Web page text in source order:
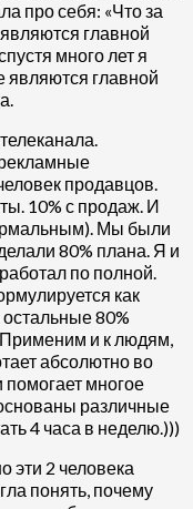
про себя: «Что за
главной
много лет я
являются главной
продавцов.
10% с продаж. И
Мы были
80% плана. Я и
по полной.
как
остальные 80%
Применим и к людям,
абсолютно во
многое
различные
4 часа в неделю.)))
эти 2 человека
понять, почему